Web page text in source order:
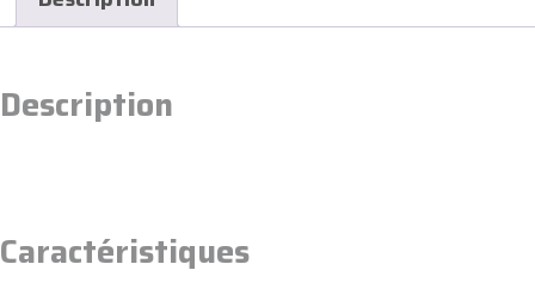
Description
Caractéristiques